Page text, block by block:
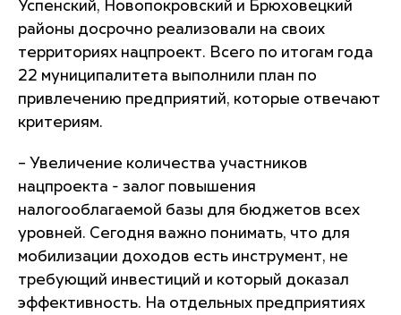
Успенский, Новопокровский и Брюховецкий
районы досрочно реализовали на своих
территориях нацпроект. Всего по итогам года
22 муниципалитета выполнили план по
привлечению предприятий, которые отвечают
критериям.
– Увеличение количества участников
нацпроекта - залог повышения
налогооблагаемой базы для бюджетов всех
уровней. Сегодня важно понимать, что для
мобилизации доходов есть инструмент, не
требующий инвестиций и который доказал
эффективность. На отдельных предприятиях